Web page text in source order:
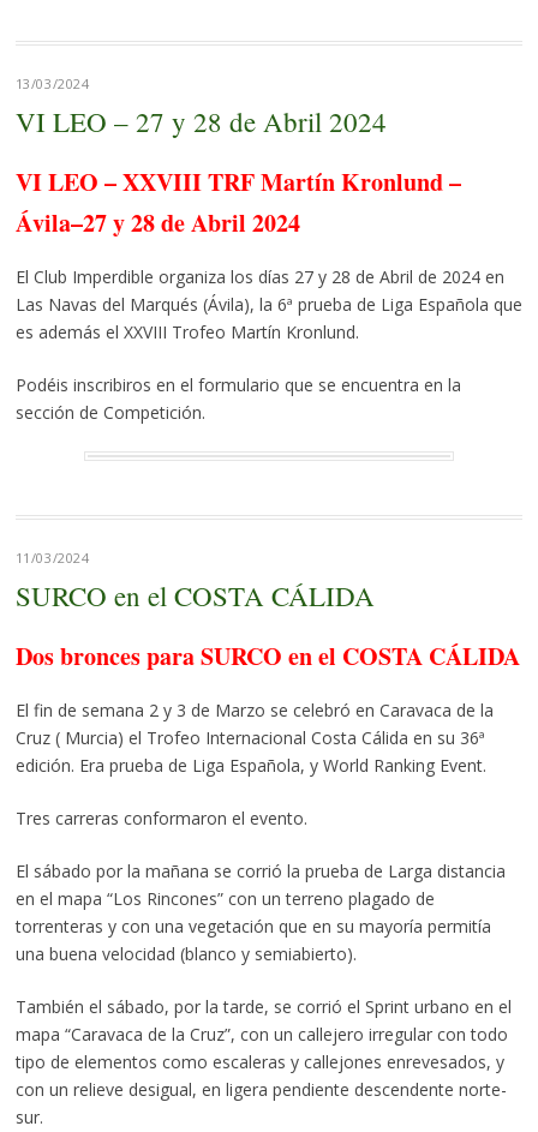
13/03/2024
VI LEO – 27 y 28 de Abril 2024
VI LEO – XXVIII TRF Martín Kronlund –
Ávila–27 y 28 de Abril 2024
El Club Imperdible organiza los días 27 y 28 de Abril de 2024 en
Las Navas del Marqués (Ávila), la 6ª prueba de Liga Española que
es además el XXVIII Trofeo Martín Kronlund.
Podéis inscribiros en el formulario que se encuentra en la
sección de Competición.
11/03/2024
SURCO en el COSTA CÁLIDA
Dos bronces para SURCO en el COSTA CÁLIDA
El fin de semana 2 y 3 de Marzo se celebró en Caravaca de la
Cruz ( Murcia) el Trofeo Internacional Costa Cálida en su 36ª
edición. Era prueba de Liga Española, y World Ranking Event.
Tres carreras conformaron el evento.
El sábado por la mañana se corrió la prueba de Larga distancia
en el mapa “Los Rincones” con un terreno plagado de
torrenteras y con una vegetación que en su mayoría permitía
una buena velocidad (blanco y semiabierto).
También el sábado, por la tarde, se corrió el Sprint urbano en el
mapa “Caravaca de la Cruz”, con un callejero irregular con todo
tipo de elementos como escaleras y callejones enrevesados, y
con un relieve desigual, en ligera pendiente descendente norte-
sur.